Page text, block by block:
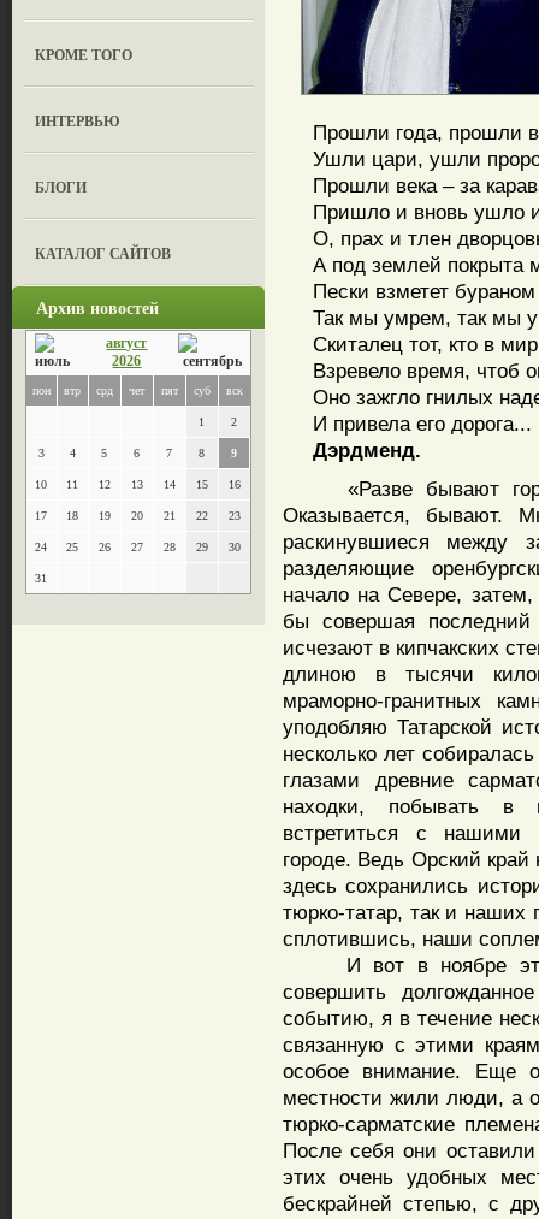
КРОМЕ ТОГО
ИНТЕРВЬЮ
БЛОГИ
КАТАЛОГ САЙТОВ
Архив новостей
август
2026
пон втр срд чет пят суб вск
1 2
3 4 5 6 7 8 9
10 11 12 13 14 15 16
17 18 19 20 21 22 23
24 25 26 27 28 29 30
31
Прошли года, прошли
Ушли цари, ушли
Прошли века – за
Пришло и вновь ушло
О, прах и тлен
А под землей покрыта
Пески взметет бураном
Так мы умрем, так мы
Скиталец тот, кто в
Взревело время, чтоб
Оно зажгло гнилых
И привела его дорога...
Дэрдменд.
«Разве бывают горы
Оказывается, бывают.
раскинувшиеся между
разделяющие
начало на Севере,
бы совершая
исчезают в кипчакских
длиною в тысячи
мраморно-гранитных
уподобляю Татарской
несколько лет
глазами древние
находки, побывать в
встретиться с
городе. Ведь Орский
здесь сохранились
тюрко-татар, так и
сплотившись, наши
И вот в ноябре
совершить
событию, я в течение
связанную с этими
особое внимание. Еще
местности жили люди, а
тюрко-сарматские
После себя они
этих очень удобных
бескрайней степью, с